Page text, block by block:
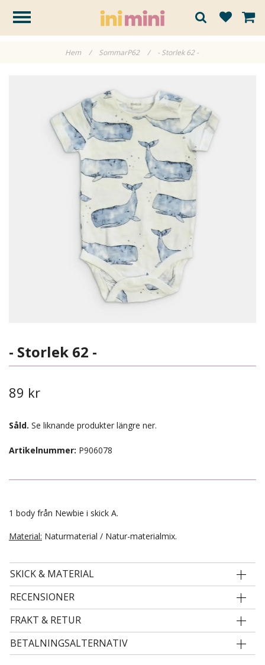
Hem / SommarP62 / - Storlek 62 -
- Storlek 62 -
89 kr
Såld. Se liknande produkter längre ner.
Artikelnummer: P906078
1 body från Newbie i skick A.
Material: Naturmaterial / Natur-materialmix.
SKICK & MATERIAL
RECENSIONER
FRAKT & RETUR
BETALNINGSALTERNATIV